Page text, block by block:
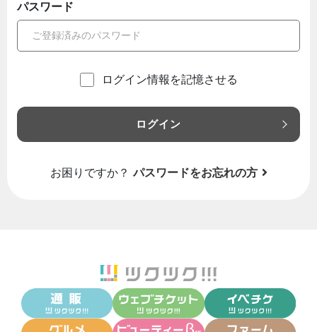
パスワード
ログイン情報を記憶させる
ログイン
お困りですか？ パスワードをお忘れの方